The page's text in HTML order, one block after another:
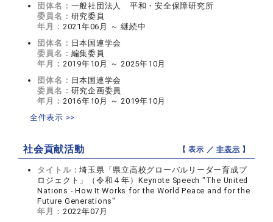
団体名： 一般社団法人 平和・安全保障研究所
委員名： 研究委員
年月： 2021年06月 ～ 継続中
団体名： 日本国連学会
委員名： 編集委員
年月： 2019年10月 ～ 2025年10月
団体名： 日本国連学会
委員名： 研究企画委員
年月： 2016年10月 ～ 2019年10月
全件表示 >>
社会貢献活動 【 表示 ／非表示 】
タイトル：埼玉県「県立高校グローバルリーダー育成プ
ロジェクト」（令和４年）Keynote Speech "The United
Nations - How It Works for the World Peace and for the
Future Generations"
年月： 2022年07月